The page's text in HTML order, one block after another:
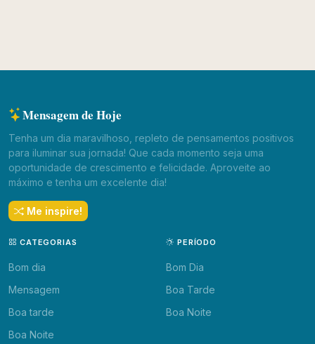
Mensagem de Hoje
Tenha um dia maravilhoso, repleto de pensamentos positivos
para iluminar sua jornada! Que cada momento seja uma
oportunidade de crescimento e felicidade. Aproveite ao
máximo e tenha um excelente dia!
Me inspire!
CATEGORIAS
Bom dia
Mensagem
Boa tarde
Boa Noite
PERÍODO
Bom Dia
Boa Tarde
Boa Noite